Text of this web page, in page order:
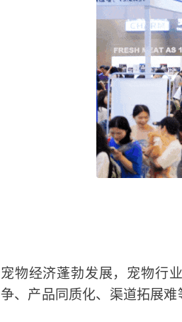
宠物经济蓬勃发展，宠物行
争、产品同质化、渠道拓展难